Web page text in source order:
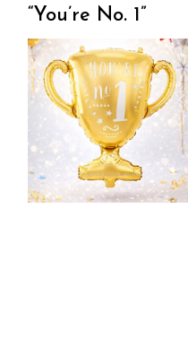
“You’re No. 1”